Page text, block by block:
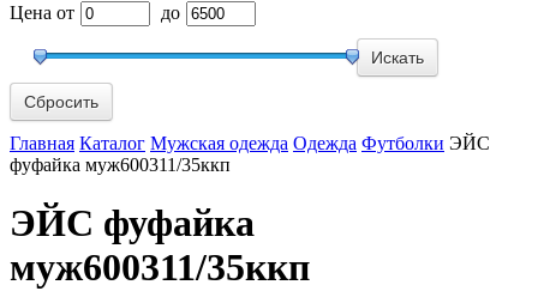
Цена от до
Сбросить
Главная Каталог Мужская одежда Одежда Футболки ЭЙС
фуфайка муж600311/35ккп
ЭЙС фуфайка
муж600311/35ккп